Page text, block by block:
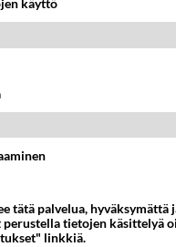
aina no
missingoo
mailaa
käyttö
tätä palvelua, hyväksymättä
tietojen käsittelyä
linkkiä.